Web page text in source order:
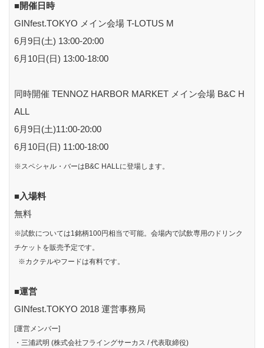
■開催日時
GINfest.TOKYO メイン会場 T-LOTUS M
6月9日(土) 13:00-20:00
6月10日(日) 13:00-18:00
同時開催 TENNOZ HARBOR MARKET メイン会場 B&C H
ALL
6月9日(土)11:00-20:00
6月10日(日) 11:00-18:00
※スペシャル・バーはB&C HALLに登場します。
■入場料
無料
※試飲については1銘柄100円相当で可能。会場内で試飲専用のドリンク
チケットを販売予定です。
※カクテルやフードは有料です。
■運営
GINfest.TOKYO 2018 運営事務局
[運営メンバー]
・三浦武明 (株式会社フライングサーカス / 代表取締役)